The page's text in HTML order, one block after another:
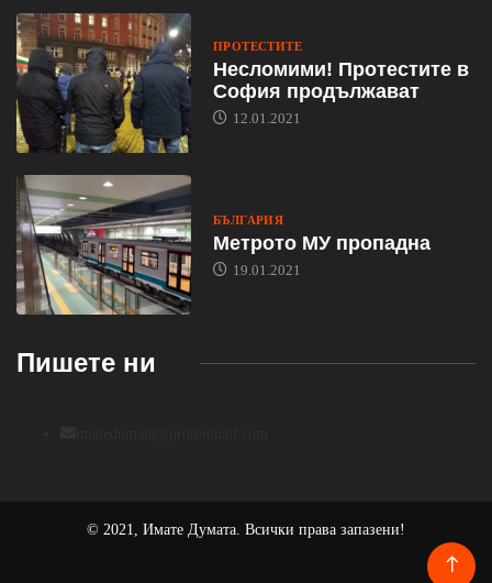
ПРОТЕСТИТЕ
Несломими! Протестите в
София продължават
12.01.2021
БЪЛГАРИЯ
Метрото МУ пропадна
19.01.2021
Пишете ни
© 2021, Имате Думата. Всички права запазени!